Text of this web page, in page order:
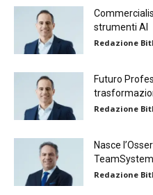
strumenti AI
Redazione
Futuro
Redazione
Nasce
TeamSystem
Redazione